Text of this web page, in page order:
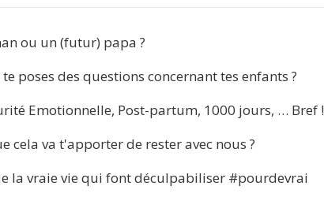
ou un (futur) papa ?
poses des questions concernant tes enfants ?
Emotionnelle, Post-partum, 1000 jours, … Bref !
cela va t'apporter de rester avec nous ?​
la vraie vie qui font déculpabiliser #pourdevrai